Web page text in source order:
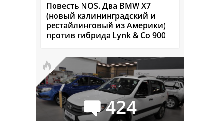
Повесть NOS. Два BMW X7
(новый калининградский и
рестайлинговый из Америки)
против гибрида Lynk & Co 900
424